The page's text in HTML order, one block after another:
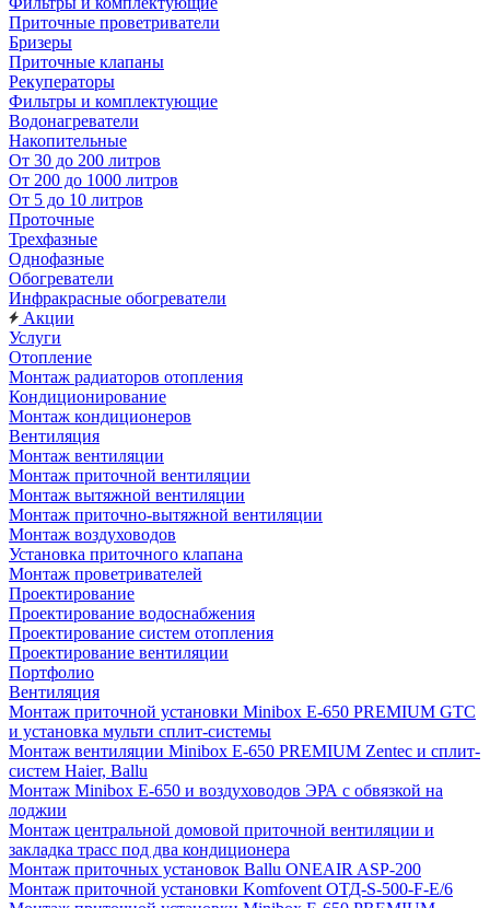
Приточные проветриватели
Бризеры
Приточные клапаны
Рекуператоры
Фильтры и комплектующие
Водонагреватели
Накопительные
От 30 до 200 литров
От 200 до 1000 литров
От 5 до 10 литров
Проточные
Трехфазные
Однофазные
Обогреватели
Инфракрасные обогреватели
Акции
Услуги
Отопление
Монтаж радиаторов отопления
Кондиционирование
Монтаж кондиционеров
Вентиляция
Монтаж вентиляции
Монтаж приточной вентиляции
Монтаж вытяжной вентиляции
Монтаж приточно-вытяжной вентиляции
Монтаж воздуховодов
Установка приточного клапана
Монтаж проветривателей
Проектирование
Проектирование водоснабжения
Проектирование систем отопления
Проектирование вентиляции
Портфолио
Вентиляция
Монтаж приточной установки Minibox E-650 PREMIUM GTC
и установка мульти сплит-системы
Монтаж вентиляции Minibox E-650 PREMIUM Zentec и сплит-
систем Haier, Ballu
Монтаж Minibox E-650 и воздуховодов ЭРА с обвязкой на
лоджии
Монтаж центральной домовой приточной вентиляции и
закладка трасс под два кондиционера
Монтаж приточных установок Ballu ONEAIR ASP-200
Монтаж приточной установки Komfovent ОТД-S-500-F-E/6